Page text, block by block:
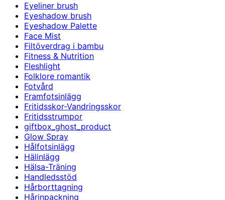
Eyeliner brush
Eyeshadow brush
Eyeshadow Palette
Face Mist
Filtöverdrag i bambu
Fitness & Nutrition
Fleshlight
Folklore romantik
Fotvård
Framfotsinlägg
Fritidsskor-Vandringsskor
Fritidsstrumpor
giftbox_ghost_product
Glow Spray
Hålfotsinlägg
Hälinlägg
Hälsa-Träning
Handledsstöd
Hårborttagning
Hårinpackning